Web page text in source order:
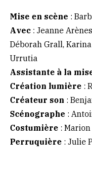
Mise en scène :
Avec : Jeanne
Déborah Grall,
Urrutia
Assistante à la
Création lumière :
Créateur son :
Scénographe :
Costumière :
Perruquière : Julie